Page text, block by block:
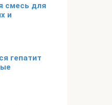
смесь для
и
гепатит